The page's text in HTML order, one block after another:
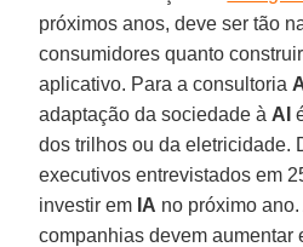
próximos anos, deve ser tão
consumidores quanto
aplicativo. Para a consultoria
adaptação da sociedade à AI
dos trilhos ou da eletricidade.
executivos entrevistados em
investir em IA no próximo
companhias devem aumentar